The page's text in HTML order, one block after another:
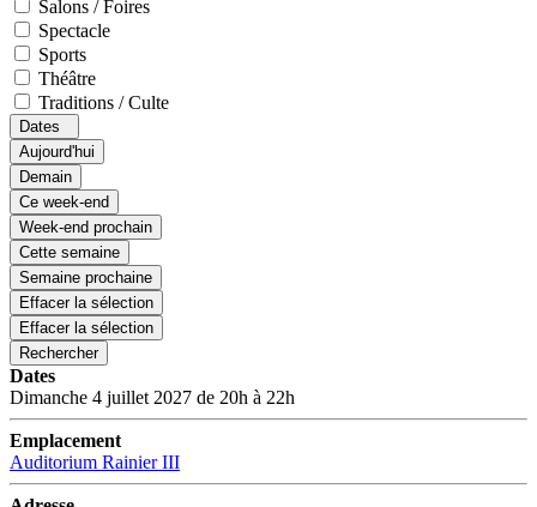
Salons / Foires
Spectacle
Sports
Théâtre
Traditions / Culte
Dates
Aujourd'hui
Demain
Ce week-end
Week-end prochain
Cette semaine
Semaine prochaine
Effacer la sélection
Effacer la sélection
Rechercher
Dates
Dimanche 4 juillet 2027 de 20h à 22h
Emplacement
Auditorium Rainier III